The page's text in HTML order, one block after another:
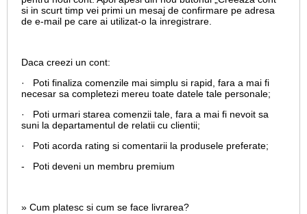
si in scurt timp vei primi un mesaj de confirmare pe adresa
de e-mail pe care ai utilizat-o la inregistrare.
Daca creezi un cont:
· Poti finaliza comenzile mai simplu si rapid, fara a mai fi
necesar sa completezi mereu toate datele tale personale;
· Poti urmari starea comenzii tale, fara a mai fi nevoit sa
suni la departamentul de relatii cu clientii;
· Poti acorda rating si comentarii la produsele preferate;
- Poti deveni un membru premium
» Cum platesc si cum se face livrarea?